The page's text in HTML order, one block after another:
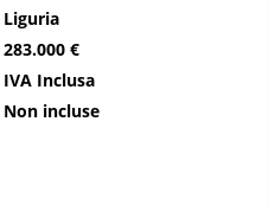
Liguria
283.000 €
IVA Inclusa
Non incluse